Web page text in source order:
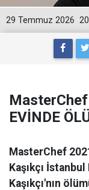
29 Temmuz 2026
MasterChef
EVİNDE
MasterChef
Kaşıkçı
Kaşıkçı'nın